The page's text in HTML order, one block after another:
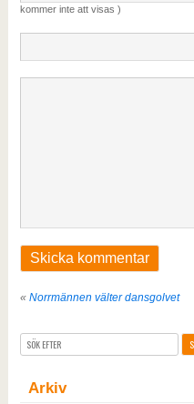
kommer inte att visas )
« Norrmännen välter dansgolvet
Arkiv